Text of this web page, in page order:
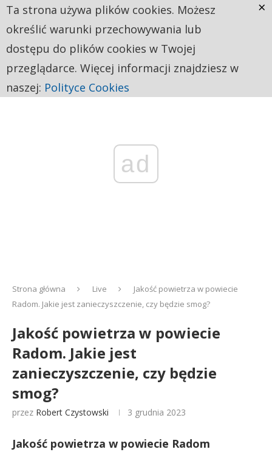
ad
Strona główna Live
Jakość powietrza w powiecie
Radom. Jakie jest zanieczyszczenie, czy będzie smog?
Jakość powietrza w powiecie
Radom. Jakie jest
zanieczyszczenie, czy będzie
smog?
przez Robert Czystowski 3 grudnia 2023
Jakość powietrza w powiecie Radom
Ta strona używa plików cookies. Możesz
określić warunki przechowywania lub
dostępu do plików cookies w Twojej
przeglądarce. Więcej informacji znajdziesz w
naszej: Polityce Cookies
×